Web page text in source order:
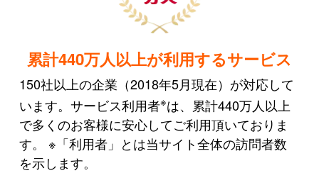
累計440万人以上が利用するサービス
150社以上の企業（2018年5月現在）が対応して
います。サービス利用者※は、累計440万人以上
で多くのお客様に安心してご利用頂いておりま
す。 ※「利用者」とは当サイト全体の訪問者数
を示します。